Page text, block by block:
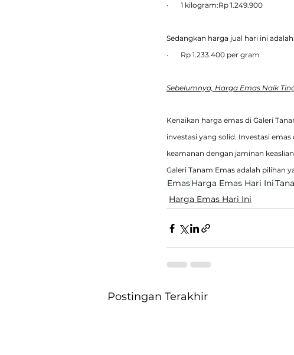
·       1 kilogram:Rp 1.249.900
Sedangkan harga jual hari ini adalah:
·       Rp 1.233.400 per gram
Sebelumnya, Harga Emas Naik
Kenaikan harga emas di Galeri
investasi yang solid. Investasi
keamanan dengan jaminan
Galeri Tanam Emas adalah pilihan
EmasHarga Emas Hari Ini
Harga Emas Hari Ini
Postingan Terakhir